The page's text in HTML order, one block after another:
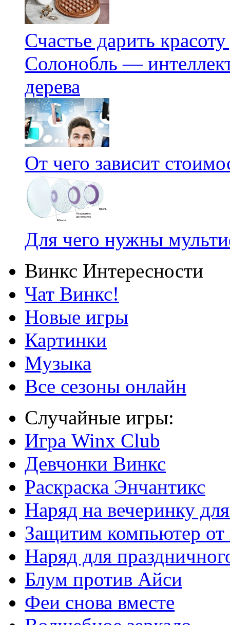
Счастье дарить
Солонобль —
дерева
От чего зависит
Для чего нужны
Винкс Интересности
Чат Винкс!
Новые игры
Картинки
Музыка
Все сезоны онлайн
Случайные игры:
Игра Winx Club
Девчонки Винкс
Раскраска Энчантикс
Наряд на вечеринку
Защитим компьютер от
Наряд для
Блум против Айси
Феи снова вместе